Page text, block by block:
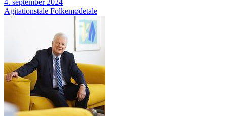
4. september 2024
Agitationstale Folkemødetale